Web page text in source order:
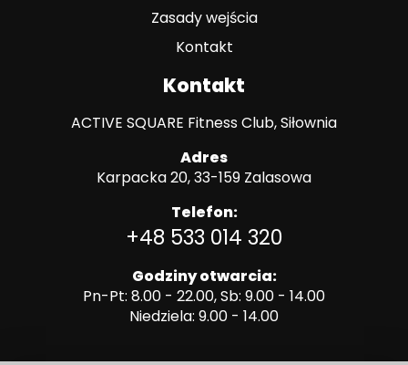
Zasady wejścia
Kontakt
Kontakt
ACTIVE SQUARE Fitness Club, Siłownia
Adres
Karpacka 20, 33-159 Zalasowa
Telefon:
+48 533 014 320
Godziny otwarcia:
Pn-Pt: 8.00 - 22.00, Sb: 9.00 - 14.00
Niedziela: 9.00 - 14.00